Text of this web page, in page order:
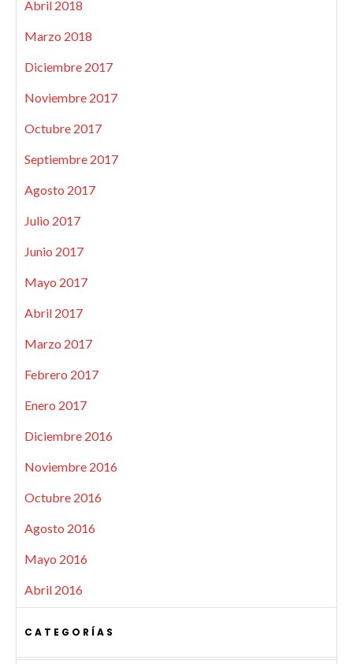
Abril 2018
Marzo 2018
Diciembre 2017
Noviembre 2017
Octubre 2017
Septiembre 2017
Agosto 2017
Julio 2017
Junio 2017
Mayo 2017
Abril 2017
Marzo 2017
Febrero 2017
Enero 2017
Diciembre 2016
Noviembre 2016
Octubre 2016
Agosto 2016
Mayo 2016
Abril 2016
CATEGORÍAS